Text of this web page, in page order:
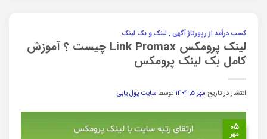
کسب درآمد از رپورتاژ آگهی , لینک و بک لینک
لینک پرومکس Link Promax چیست ؟ آموزش
کامل بک لینک پرومکس
انتشار در تاریخ مهر ۵, ۱۴۰۴ توسط سایت پول یابی
۰۵
مهر